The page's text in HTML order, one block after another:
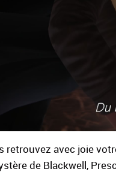
retrouvez avec joie
de Blackwell,